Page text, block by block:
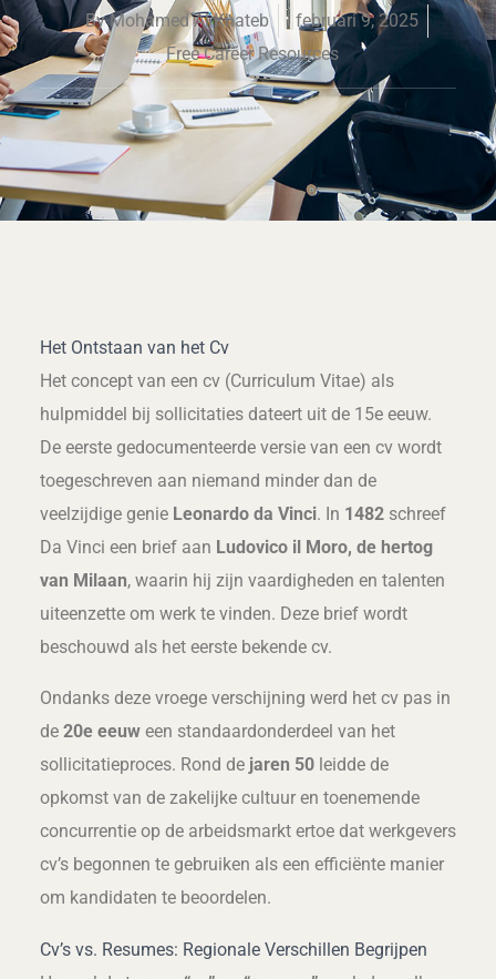
ByMohamed Al Khateb
februari 9, 2025
Free Career Resources
Het Ontstaan van het Cv
Het concept van een cv (Curriculum Vitae) als
hulpmiddel bij sollicitaties dateert uit de 15e eeuw.
De eerste gedocumenteerde versie van een cv wordt
toegeschreven aan niemand minder dan de
veelzijdige genie Leonardo da Vinci. In 1482schreef
Da Vinci een brief aan Ludovico il Moro, de hertog
van Milaan, waarin hij zijn vaardigheden en talenten
uiteenzette om werk te vinden. Deze brief wordt
beschouwd als het eerste bekende cv.
Ondanks deze vroege verschijning werd het cv pas in
de 20e eeuween standaardonderdeel van het
sollicitatieproces. Rond de jaren 50leidde de
opkomst van de zakelijke cultuur en toenemende
concurrentie op de arbeidsmarkt ertoe dat werkgevers
cv’s begonnen te gebruiken als een efficiënte manier
om kandidaten te beoordelen.
Cv’s vs. Resumes: Regionale Verschillen Begrijpen